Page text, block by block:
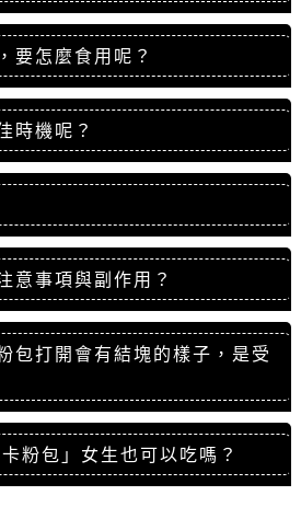
要怎麼食用呢？
時機呢？
意事項與副作用？
包打開會有結塊的樣子，是受
粉包」女生也可以吃嗎？